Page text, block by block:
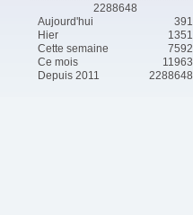
2288648
Aujourd'hui
391
Hier
1351
Cette semaine
7592
Ce mois
11963
Depuis 2011
2288648